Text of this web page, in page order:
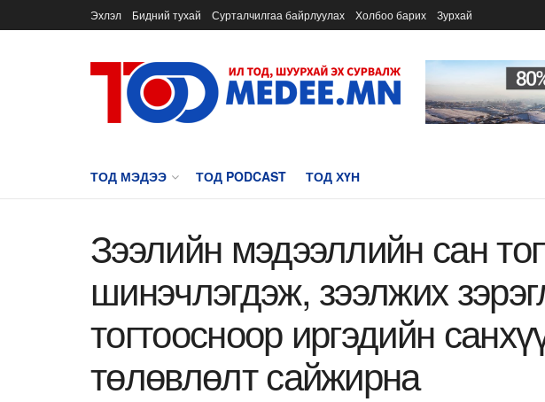
Эхлэл Бидний тухай Сурталчилгаа байрлуулах Холбоо барих Зурхай
ТОД МЭДЭЭ ТОД PODCAST ТОД ХҮН
Зээлийн мэдээллийн сан
шинэчлэгдэж, зээлжих
тогтоосноор иргэдийн
төлөвлөлт сайжирна